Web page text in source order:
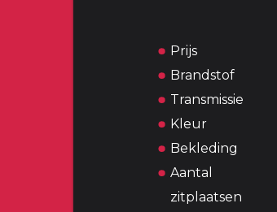
Prijs
Brandstof
Transmissie
Kleur
Bekleding
Aantal
zitplaatsen